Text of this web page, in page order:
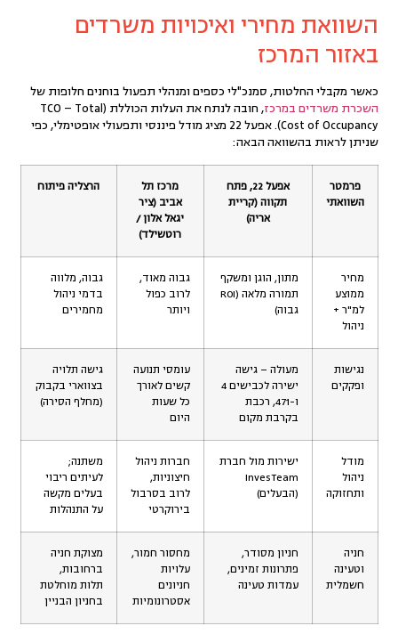
השוואת מחירי ואיכויות משרדים
באזור המרכז
כאשר מקבלי החלטות, סמנכ"לי כספים ומנהלי תפעול בוחנים חלופות של
השכרת משרדים במרכז
, חובה לנתח את העלות הכוללת (TCO – Total
Cost of Occupancy). אפעל 22 מציג מודל פיננסי ותפעולי אופטימלי, כפי
שניתן לראות בהשוואה הבאה:
פרמטר
השוואתי
אפעל 22, פתח
תקווה (קריית
אריה)
מרכז תל
אביב (ציר
יגאל אלון /
רוטשילד)
הרצליה פיתוח
מחיר
ממוצע
למ"ר +
ניהול
מתון, הוגן ומשקף
תמורה מלאה (ROI
גבוה)
גבוה מאוד,
לרוב כפול
ויותר
גבוה, מלווה
בדמי ניהול
מחמירים
נגישות
ופקקים
מעולה – גישה
ישירה לכבישים 4
ו-471, רכבת
בקרבת מקום
עומסי תנועה
קשים לאורך
כל שעות
היום
גישה תלויה
בצווארי בקבוק
(מחלף הסירה)
מודל
ניהול
ותחזוקה
ישירות מול חברת
InvesTeam
(הבעלים)
חברות ניהול
חיצוניות,
לרוב בסרבול
בירוקרטי
משתנה;
לעיתים ריבוי
בעלים מקשה
על התנהלות
חניה
וטעינה
חשמלית
חניון מסודר,
פתרונות זמינים,
עמדות טעינה
מחסור חמור,
עלויות
חניונים
אסטרונומיות
מצוקת חניה
ברחובות,
תלות מוחלטת
בחניון הבניין